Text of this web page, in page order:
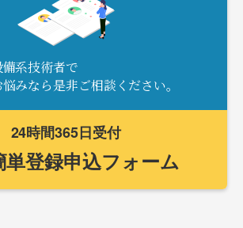
系技術者で
みなら是非ご相談ください。
24時間365日受付
単登録申込フォーム